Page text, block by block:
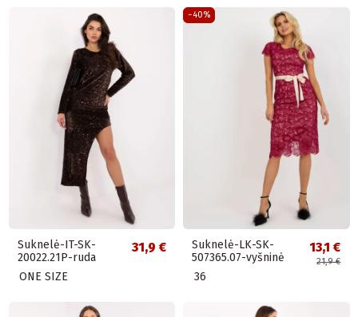
Suknelė-IT-SK-
20022.21P-ruda
31,9 €
ONE SIZE
−40%
Suknelė-LK-SK-
507365.07-vyšninė
13,1 €
21,9 €
36